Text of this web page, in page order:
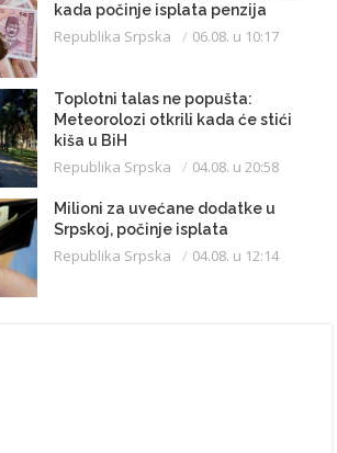
kada počinje isplata penzija
Republika Srpska 06.08. u 10:17
Toplotni talas ne popušta:
Meteorolozi otkrili kada će stići
kiša u BiH
Republika Srpska 04.08. u 20:58
Milioni za uvećane dodatke u
Srpskoj, počinje isplata
Republika Srpska 04.08. u 12:14